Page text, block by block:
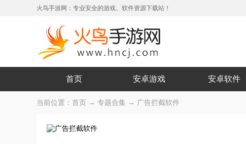
火鸟手游网：专业安全的游戏、软件资源下载站！
首页 安卓游戏 安卓软件
当前位置： 首页 → 专题合集 → 广告拦截软件